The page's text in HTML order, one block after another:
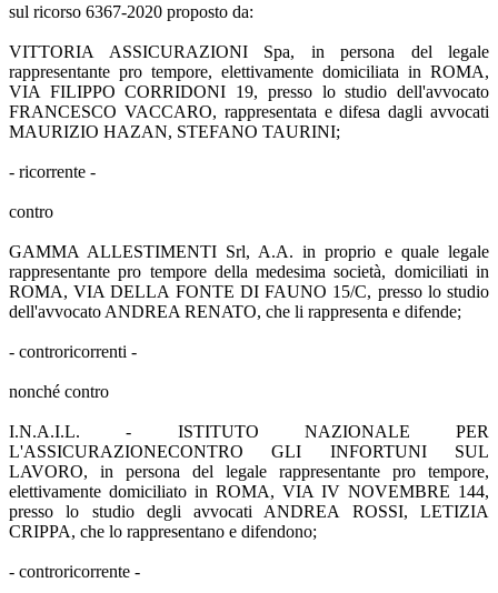
sul ricorso 6367-2020 proposto da:
VITTORIA ASSICURAZIONI Spa, in persona del legale
rappresentante pro tempore, elettivamente domiciliata in ROMA,
VIA FILIPPO CORRIDONI 19, presso lo studio dell'avvocato
FRANCESCO VACCARO, rappresentata e difesa dagli avvocati
MAURIZIO HAZAN, STEFANO TAURINI;
- ricorrente -
contro
GAMMA ALLESTIMENTI Srl, A.A. in proprio e quale legale
rappresentante pro tempore della medesima società, domiciliati in
ROMA, VIA DELLA FONTE DI FAUNO 15/C, presso lo studio
dell'avvocato ANDREA RENATO, che li rappresenta e difende;
- controricorrenti -
nonché contro
I.N.A.I.L. - ISTITUTO NAZIONALE PER
L'ASSICURAZIONECONTRO GLI INFORTUNI SUL
LAVORO, in persona del legale rappresentante pro tempore,
elettivamente domiciliato in ROMA, VIA IV NOVEMBRE 144,
presso lo studio degli avvocati ANDREA ROSSI, LETIZIA
CRIPPA, che lo rappresentano e difendono;
- controricorrente -